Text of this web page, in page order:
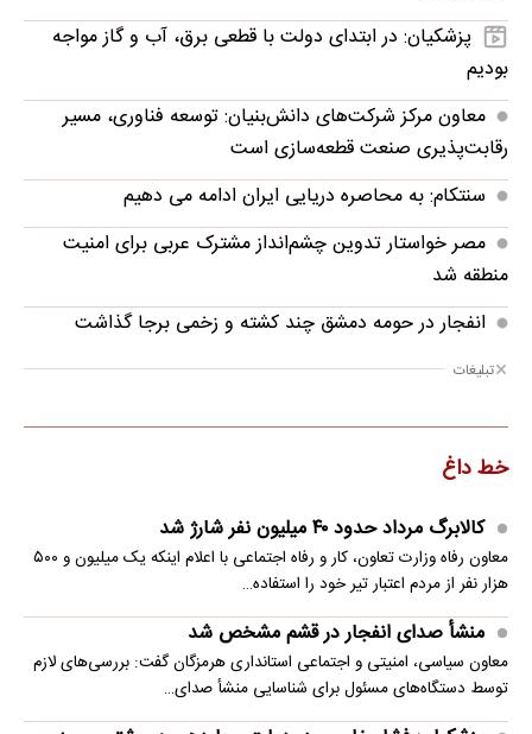
پزشکیان: در ابتدای دولت با قطعی برق، آب و گاز مواجه
بودیم
معاون مرکز شرکت‌های دانش‌بنیان: توسعه فناوری، مسیر
رقابت‌پذیری صنعت قطعه‌سازی است
سنتکام: به محاصره دریایی ایران ادامه می دهیم
مصر خواستار تدوین چشم‌انداز مشترک عربی برای امنیت
منطقه شد
انفجار در حومه دمشق چند کشته و زخمی برجا گذاشت
تبلیغات
خط داغ
کالابرگ مرداد حدود ۴۰‌ میلیون نفر شارژ شد
معاون رفاه وزارت تعاون، کار و رفاه اجتماعی با اعلام اینکه یک میلیون و ۵۰۰
هزار نفر از مردم اعتبار تیر خود را استفاده…
منشأ صدای انفجار در قشم مشخص شد
معاون سیاسی، امنیتی و اجتماعی استانداری هرمزگان گفت: بررسی‌های لازم
توسط دستگاه‌های مسئول برای شناسایی منشأ صدای…